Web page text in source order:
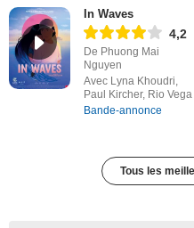
In Waves
4,2
De Phuong Mai
Nguyen
Avec Lyna Khoudri,
Paul Kircher, Rio Vega
Bande-annonce
Tous les